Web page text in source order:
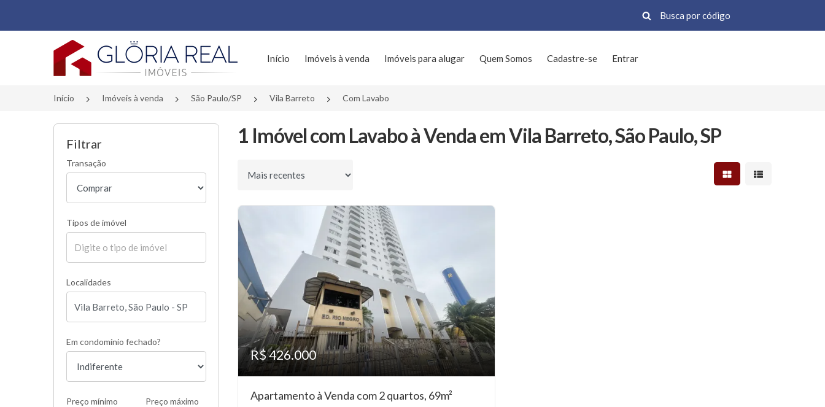
Página inicial
Início Imóveis à venda Imóveis para alugar Quem Somos Cadastre-se Entrar
Início Imóveis à venda São Paulo/SP Vila Barreto Com Lavabo
Filtrar
Transação
Tipos de imóvel
Localidades
Em condomínio fechado?
Preço mínimo Preço máximo
1 Imóvel com Lavabo à Venda em Vila Barreto, São Paulo, SP
Ordenar por Mostrar resultados em
Mostrar
R$ 426.000
Apartamento à Venda com 2 quartos, 69m²